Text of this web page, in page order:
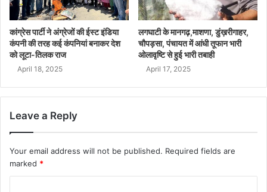
कांग्रेस पार्टी ने अंग्रेजों की ईस्ट इंडिया
कंपनी की तरह कई कंपनियां बनाकर देश
को लूटा-तिलक राज
April 18, 2025
लगघाटी के मानगढ़,माशणा, डुंख़रीगाहर,
चौपड़सा, पंचायत में आंधी तूफान भारी
ओलावृष्टि से हुई भारी तबाही
April 17, 2025
Leave a Reply
Your email address will not be published. Required fields are
marked *